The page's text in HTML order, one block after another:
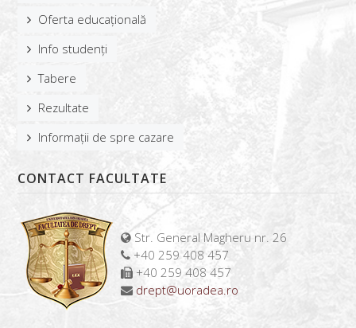
Oferta educațională
Info studenți
Tabere
Rezultate
Informații de spre cazare
CONTACT FACULTATE
Str. General Magheru nr. 26
+40 259 408 457
+40 259 408 457
drept@uoradea.ro